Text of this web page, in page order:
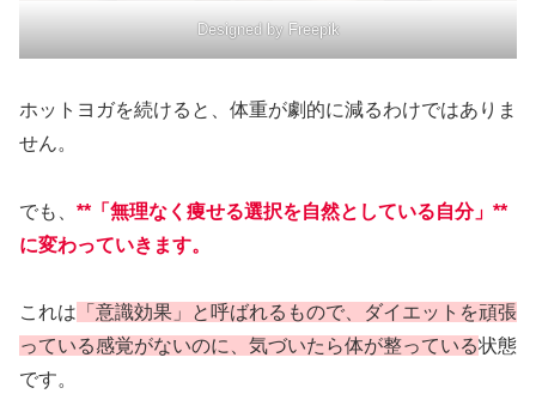
Designed by Freepik
ホットヨガを続けると、体重が劇的に減るわけではありま
せん。
でも、 **「無理なく痩せる選択を自然としている自分」**
に変わっていきます。
これは 「意識効果」と呼ばれるもので、ダイエットを頑張
っている感覚がないのに、気づいたら体が整っている状態
です。